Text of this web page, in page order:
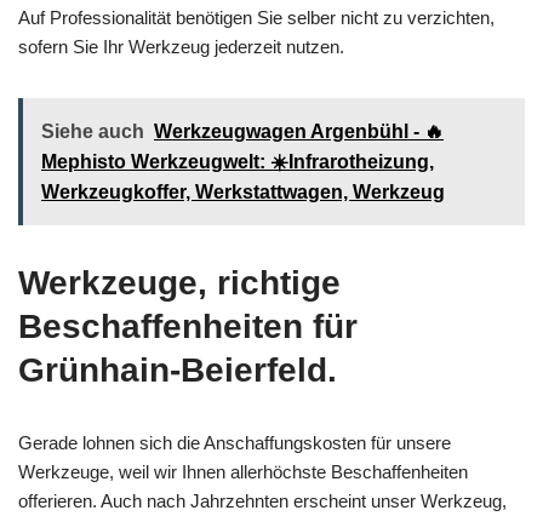
Auf Professionalität benötigen Sie selber nicht zu verzichten,
sofern Sie Ihr Werkzeug jederzeit nutzen.
Siehe auch Werkzeugwagen Argenbühl - 🔥
Mephisto Werkzeugwelt: ☀️Infrarotheizung,
Werkzeugkoffer, Werkstattwagen, Werkzeug
Werkzeuge, richtige
Beschaffenheiten für
Grünhain-Beierfeld.
Gerade lohnen sich die Anschaffungskosten für unsere
Werkzeuge, weil wir Ihnen allerhöchste Beschaffenheiten
offerieren. Auch nach Jahrzehnten erscheint unser Werkzeug,